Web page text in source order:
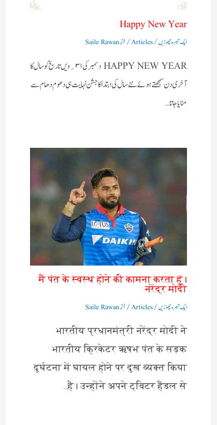
Happy New Year
ایک تبصرہ چھوڑیں/
Articles/ ازSaile Rawan
HAPPY NEW YEAR دسمبر کی۱ ۳؍ویں تاریخ کو سال کا
آخری دن سمجھتے ہوئے نئے سال کی ابتداکا جشن نہایت ہی دھوم دھام سے
منایاجاتا…
मैं पंत के स्वस्थ होने की कामना करता हूं।
नरेंद्र मोदी
ایک تبصرہ چھوڑیں/
Articles/ ازSaile Rawan
भारतीय प्रधानमंत्री नरेंद्र मोदी ने
भारतीय क्रिकेटर ऋषभ पंत के सड़क
दुर्घटना में घायल होने पर दुख व्यक्त किया
है। उन्होंने अपने ट्विटर हैंडल से…